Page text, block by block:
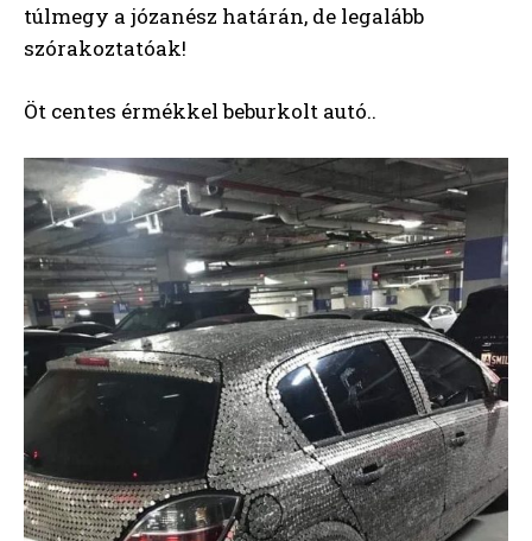
túlmegy a józanész határán, de legalább
szórakoztatóak!
Öt centes érmékkel beburkolt autó..